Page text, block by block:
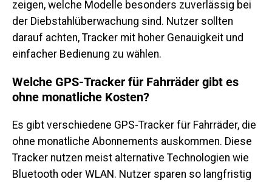
zeigen, welche Modelle besonders zuverlässig bei
der Diebstahlüberwachung sind. Nutzer sollten
darauf achten, Tracker mit hoher Genauigkeit und
einfacher Bedienung zu wählen.
Welche GPS-Tracker für Fahrräder gibt es
ohne monatliche Kosten?
Es gibt verschiedene GPS-Tracker für Fahrräder, die
ohne monatliche Abonnements auskommen. Diese
Tracker nutzen meist alternative Technologien wie
Bluetooth oder WLAN. Nutzer sparen so langfristig